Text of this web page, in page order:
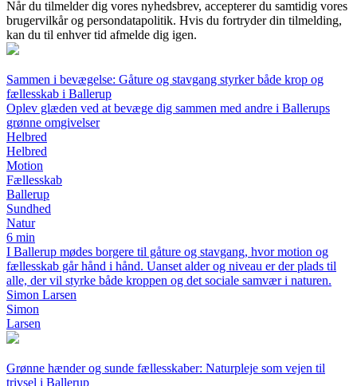
Når du tilmelder dig vores nyhedsbrev, accepterer du samtidig vores
brugervilkår og persondatapolitik. Hvis du fortryder din tilmelding,
kan du til enhver tid afmelde dig igen.
Sammen i bevægelse: Gåture og stavgang styrker både krop og
fællesskab i Ballerup
Oplev glæden ved at bevæge dig sammen med andre i Ballerups
grønne omgivelser
Helbred
Helbred
Motion
Fællesskab
Ballerup
Sundhed
Natur
6 min
I Ballerup mødes borgere til gåture og stavgang, hvor motion og
fællesskab går hånd i hånd. Uanset alder og niveau er der plads til
alle, der vil styrke både kroppen og det sociale samvær i naturen.
Simon Larsen
Simon
Larsen
Grønne hænder og sunde fællesskaber: Naturpleje som vejen til
trivsel i Ballerup